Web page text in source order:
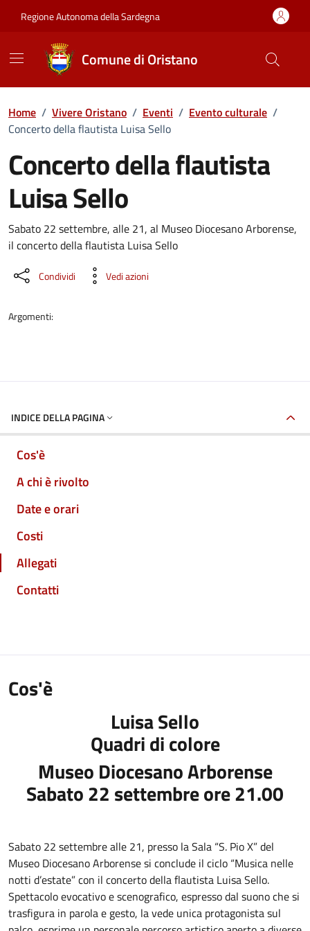
Regione Autonoma della Sardegna
Comune di Oristano
Home / Vivere Oristano / Eventi / Evento culturale /
Concerto della flautista Luisa Sello
Concerto della flautista
Luisa Sello
Dettaglio dell'evento
Sabato 22 settembre, alle 21, al Museo Diocesano Arborense,
il concerto della flautista Luisa Sello
Condividi Vedi azioni
Argomenti:
INDICE DELLA PAGINA
Cos'è
A chi è rivolto
Date e orari
Costi
Allegati
Contatti
Cos'è
Luisa Sello
Quadri di colore
Museo Diocesano Arborense
Sabato 22 settembre ore 21.00
Sabato 22 settembre alle 21, presso la Sala “S. Pio X” del
Museo Diocesano Arborense si conclude il ciclo “Musica nelle
notti d’estate” con il concerto della flautista Luisa Sello.
Spettacolo evocativo e scenografico, espresso dal suono che si
trasfigura in parola e gesto, la vede unica protagonista sul